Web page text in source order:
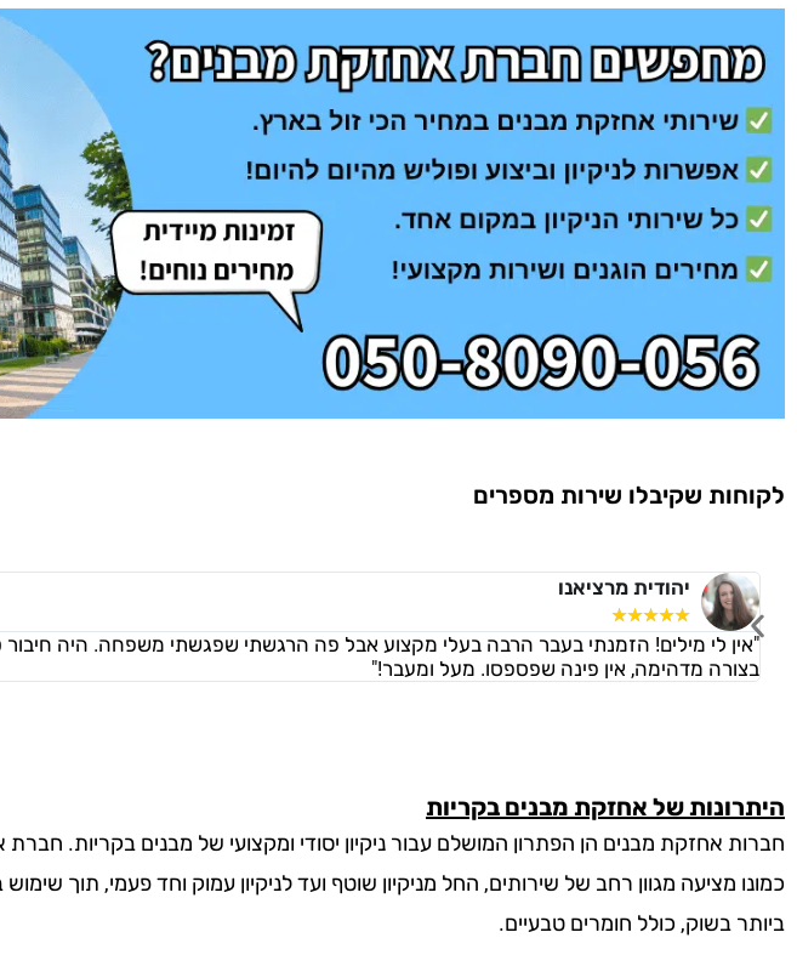
לקוחות שקיבלו שירות מספרים
יהודית מרציאנו
☆
☆
☆
☆
☆
"אין לי מילים! הזמנתי בעבר הרבה בעלי מקצוע אבל פה הרגשתי שפגשתי משפחה. היה חיבור
בצורה מדהימה, אין פינה שפספסו. מעל ומעבר!"
היתרונות של אחזקת מבנים בקריות
חברות אחזקת מבנים הן הפתרון המושלם עבור ניקיון יסודי ומקצועי של מבנים בקריות.
כמונו מציעה מגוון רחב של שירותים, החל מניקיון שוטף ועד לניקיון עמוק וחד פעמי, תוך
ביותר בשוק, כולל חומרים טבעיים.